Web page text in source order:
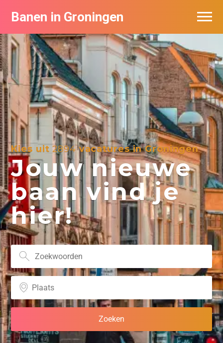
Banen in Groningen
Kies uit2894vacatures in Groningen
Jouw nieuwe
baan vind je
hier!
Vacatures per bedrijf
De populairste vacatures in Groningen
Nieuwsbrief feed